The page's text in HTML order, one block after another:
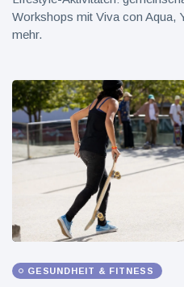
Workshops mit Viva con Aqua,
mehr.
GESUNDHEIT & FITNESS